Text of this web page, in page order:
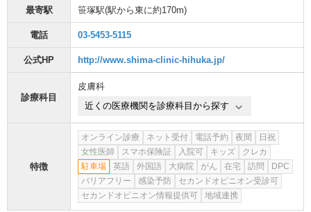
最寄駅 笹塚駅(駅から東に約170m)
電話 03-5453-5115
公式HP http://www.shima-clinic-hihuka.jp/
診療科目
皮膚科
近くの医療機関を診療科目から探す
特徴
オンライン診療 ネット受付 電話予約 夜間
日祝
女性医師
スマホ保険証 入院可 キッズ
クレカ
駐車場
英語 外国語 大病院 がん 在宅 訪問
DPC
バリアフリー
感染予防
セカンドオピニオン受診可
セカンドオピニオン情報提供可
地域連携